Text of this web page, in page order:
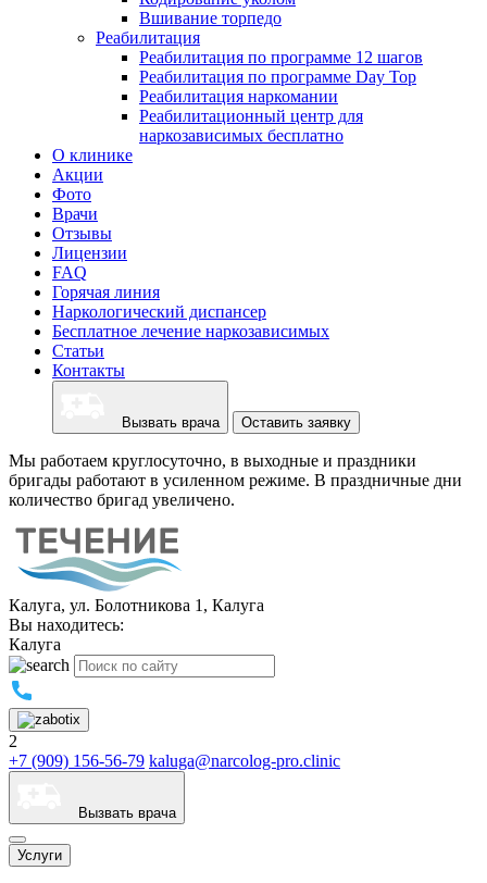
Вшивание торпедо
Реабилитация
Реабилитация по программе 12 шагов
Реабилитация по программе Day Top
Реабилитация наркомании
Реабилитационный центр для
наркозависимых бесплатно
О клинике
Акции
Фото
Врачи
Отзывы
Лицензии
FAQ
Горячая линия
Наркологический диспансер
Бесплатное лечение наркозависимых
Статьи
Контакты
Вызвать врача Оставить заявку
Мы работаем круглосуточно, в выходные и праздники
бригады работают в усиленном режиме. В праздничные дни
количество бригад увеличено.
Калуга, ул. Болотникова 1, Калуга
Вы находитесь:
Калуга
2
+7 (909) 156-56-79 kaluga@narcolog-pro.clinic
Вызвать врача
Услуги